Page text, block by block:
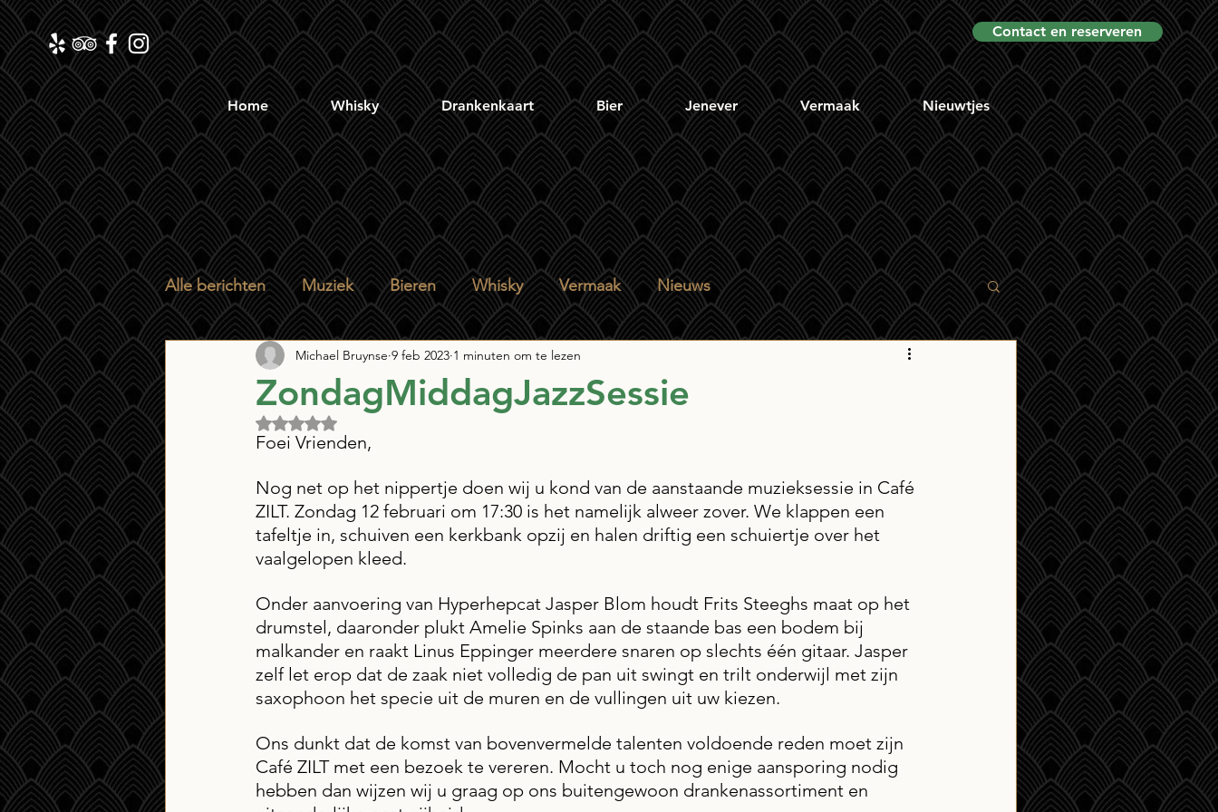
Contact en reserveren
Home Whisky Drankenkaart Bier Jenever Vermaak Nieuwtjes
Alle berichten Muziek Bieren Whisky Vermaak Nieuws
ZondagMiddagJazzSessie
Michael Bruynse 9 feb 2023 1 minuten om te lezen
Beoordeeld met NaN uit 5 sterren.
Foei Vrienden,
Nog net op het nippertje doen wij u kond van de aanstaande muzieksessie in Café
ZILT. Zondag 12 februari om 17:30 is het namelijk alweer zover. We klappen een
tafeltje in, schuiven een kerkbank opzij en halen driftig een schuiertje over het
vaalgelopen kleed.
Onder aanvoering van Hyperhepcat Jasper Blom houdt Frits Steeghs maat op het
drumstel, daaronder plukt Amelie Spinks aan de staande bas een bodem bij
malkander en raakt Linus Eppinger meerdere snaren op slechts één gitaar. Jasper
zelf let erop dat de zaak niet volledig de pan uit swingt en trilt onderwijl met zijn
saxophoon het specie uit de muren en de vullingen uit uw kiezen.
Ons dunkt dat de komst van bovenvermelde talenten voldoende reden moet zijn
Café ZILT met een bezoek te vereren. Mocht u toch nog enige aansporing nodig
hebben dan wijzen wij u graag op ons buitengewoon drankenassortiment en